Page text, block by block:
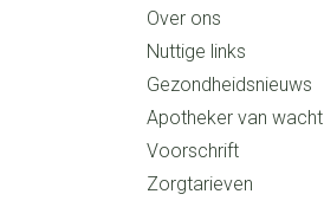
Over ons
Nuttige links
Gezondheidsnieuws
Apotheker van wacht
Voorschrift
Zorgtarieven